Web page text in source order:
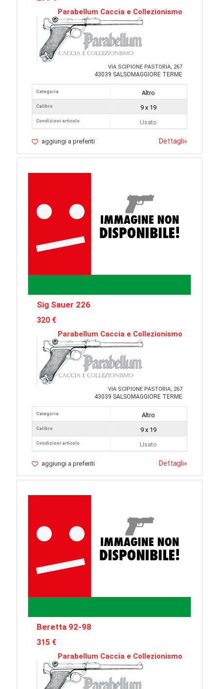
Parabellum Caccia e Collezionismo
VIA SCIPIONE PASTORIA, 267
43039 SALSOMAGGIORE TERME
Categoria
Calibro
Condizioni articolo
Altro
9 x 19
Usato
aggiungi a preferiti Dettagli»
Sig Sauer 226
320 €
Parabellum Caccia e Collezionismo
VIA SCIPIONE PASTORIA, 267
43039 SALSOMAGGIORE TERME
Categoria
Calibro
Condizioni articolo
Altro
9 x 19
Usato
aggiungi a preferiti Dettagli»
Beretta 92-98
315 €
Parabellum Caccia e Collezionismo